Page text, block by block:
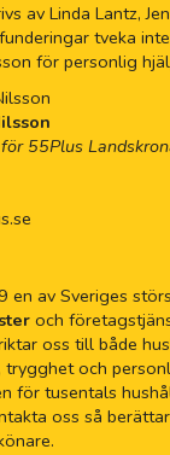
av Linda Lantz,
tveka
för personlig
55Plus
en av Sveriges
och
oss till både
och
för tusentals
oss så